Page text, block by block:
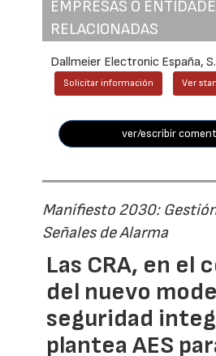
EMPRESAS O
RELACIONADAS
Dallmeier Electronic España,
Solicitar información Ver
ver/escribir
Manifiesto 2030:
Señales de Alarma
Las CRA, en el
del nuevo
seguridad
plantea AES